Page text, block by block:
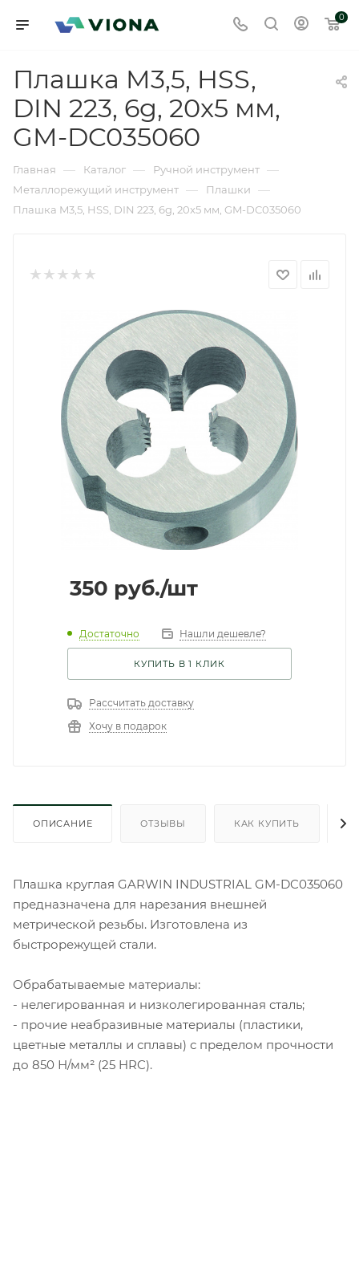
0
Плашка M3,5, HSS,
DIN 223, 6g, 20x5 мм,
GM-DC035060
Главная — Каталог — Ручной инструмент —
Металлорежущий инструмент — Плашки —
Плашка M3,5, HSS, DIN 223, 6g, 20x5 мм, GM-DC035060
350 руб./шт
Достаточно Нашли дешевле?
КУПИТЬ В 1 КЛИК
Рассчитать доставку
Хочу в подарок
ОПИСАНИЕ ОТЗЫВЫ КАК КУПИТЬ
Плашка круглая GARWIN INDUSTRIAL GM-DC035060
предназначена для нарезания внешней
метрической резьбы. Изготовлена из
быстрорежущей стали.
Обрабатываемые материалы:
- нелегированная и низколегированная сталь;
- прочие неабразивные материалы (пластики,
цветные металлы и сплавы) с пределом прочности
до 850 Н/мм² (25 HRC).